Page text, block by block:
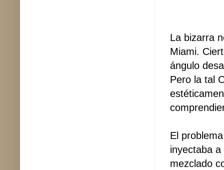
La bizarra
Miami.
ángulo
Pero la tal
El
inyectaba
mezclado